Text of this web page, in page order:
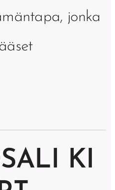
jonka
KI